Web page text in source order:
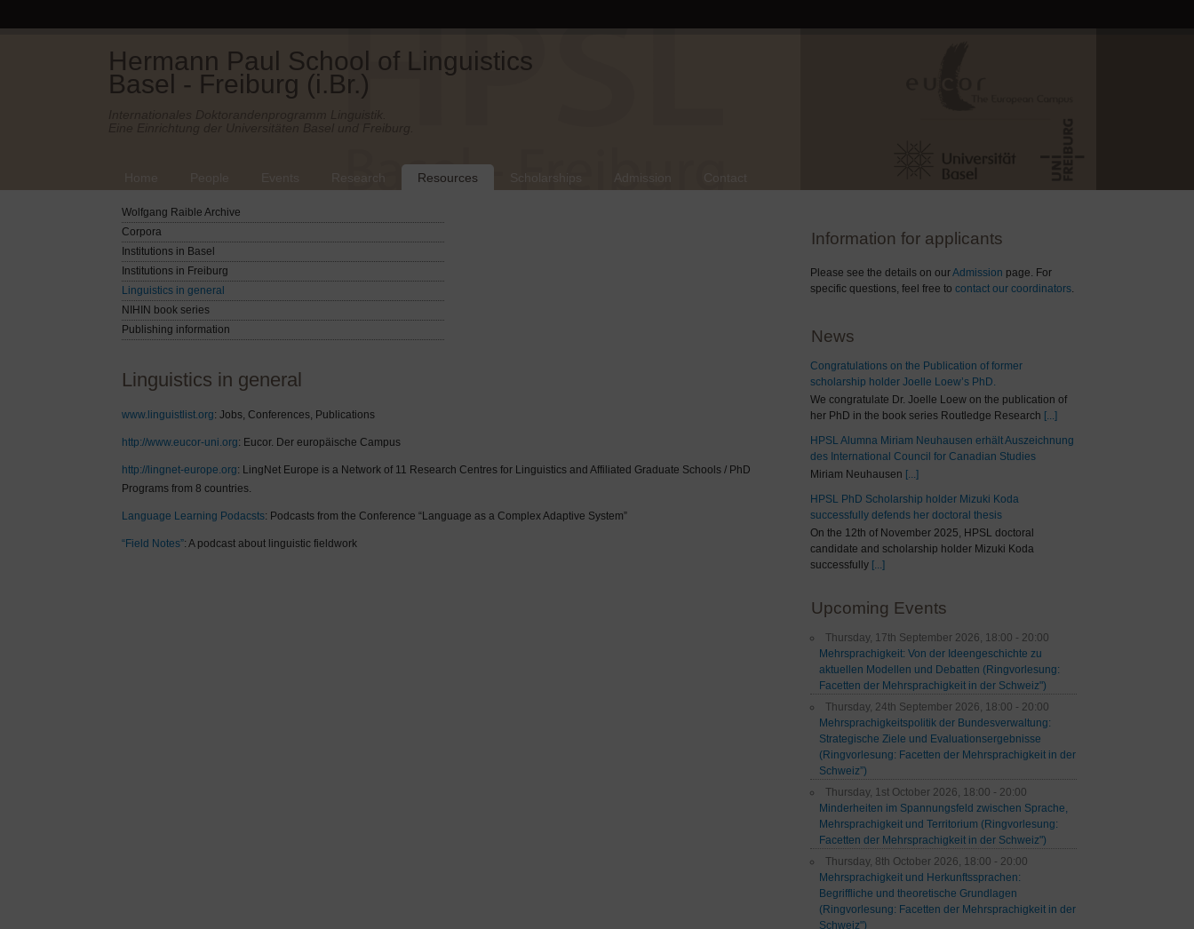
Hermann Paul School of Linguistics
Basel - Freiburg (i.Br.)
Resources
Wolfgang Raible Archive
Corpora
Institutions in Basel
Institutions in Freiburg
Linguistics in general
NIHIN book series
Publishing information
Linguistics in general
www.linguistlist.org: Jobs, Conferences, Publications
http://www.eucor-uni.org: Eucor. Der europäische Campus
http://lingnet-europe.org: LingNet Europe is a Network of 11 Research Centres for Linguistics and Affiliated Graduate Schools / PhD
Programs from 8 countries.
Language Learning Podacsts: Podcasts from the Conference “Language as a Complex Adaptive System”
“Field Notes”: A podcast about linguistic fieldwork
Information for applicants
Please see the details on ourAdmission page. For
specific questions, feel free to contact our coordinators.
News
Congratulations on the Publication of former
scholarship holder Joelle Loew’s PhD.
We congratulate Dr. Joelle Loew on the publication of
her PhD in the book series Routledge Research [...]
HPSL Alumna Miriam Neuhausen erhält Auszeichnung
des International Council for Canadian Studies
Miriam Neuhausen [...]
HPSL PhD Scholarship holder Mizuki Koda
successfully defends her doctoral thesis
On the 12th of November 2025, HPSL doctoral
candidate and scholarship holder Mizuki Koda
successfully [...]
Upcoming Events
Thursday, 17th September 2026, 18:00 - 20:00
Mehrsprachigkeit: Von der Ideengeschichte zu
aktuellen Modellen und Debatten (Ringvorlesung:
Facetten der Mehrsprachigkeit in der Schweiz")
Thursday, 24th September 2026, 18:00 - 20:00
Mehrsprachigkeitspolitik der Bundesverwaltung:
Strategische Ziele und Evaluationsergebnisse
(Ringvorlesung: Facetten der Mehrsprachigkeit in der
Schweiz”)
Thursday, 1st October 2026, 18:00 - 20:00
Minderheiten im Spannungsfeld zwischen Sprache,
Mehrsprachigkeit und Territorium (Ringvorlesung:
Facetten der Mehrsprachigkeit in der Schweiz")
Thursday, 8th October 2026, 18:00 - 20:00
Mehrsprachigkeit und Herkunftssprachen:
Begriffliche und theoretische Grundlagen
(Ringvorlesung: Facetten der Mehrsprachigkeit in der
Schweiz")